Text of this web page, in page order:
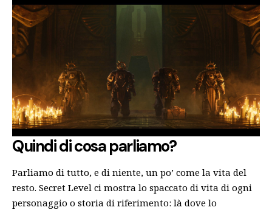
Quindi di cosa parliamo?
Parliamo di tutto, e di niente, un po’ come la vita del
resto. Secret Level ci mostra lo spaccato di vita di ogni
personaggio o storia di riferimento: là dove lo